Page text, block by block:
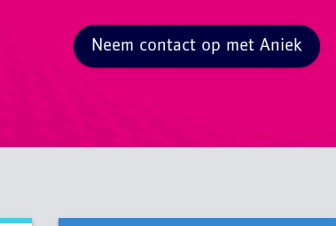
Neem contact op met Aniek